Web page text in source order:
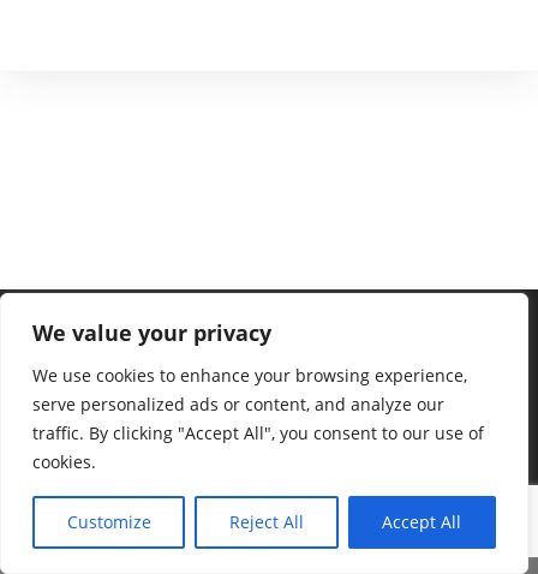
We value your privacy
We use cookies to enhance your browsing experience,
serve personalized ads or content, and analyze our
traffic. By clicking "Accept All", you consent to our use of
cookies.
Customize Reject All Accept All
©2023 Ralf Stonner – mit schönen Grüßen von der Insel Borkum